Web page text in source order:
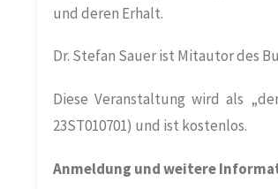
und deren Erhalt.
Dr. Stefan Sauer ist Mitautor des
Diese Veranstaltung wird als
23ST010701) und ist kostenlos.
Anmeldung und weitere